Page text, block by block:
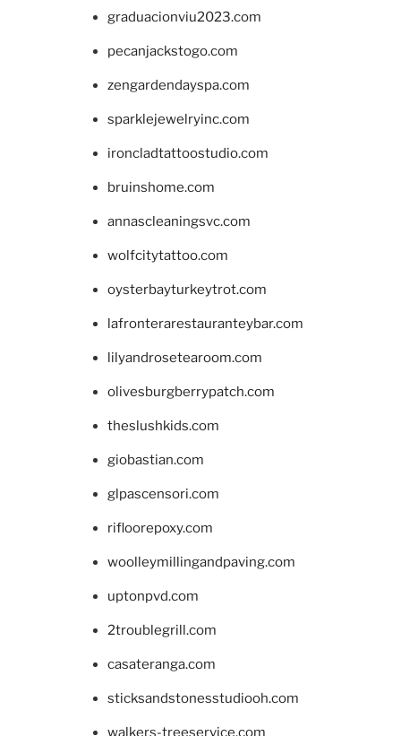
graduacionviu2023.com
pecanjackstogo.com
zengardendayspa.com
sparklejewelryinc.com
ironcladtattoostudio.com
bruinshome.com
annascleaningsvc.com
wolfcitytattoo.com
oysterbayturkeytrot.com
lafronterarestauranteybar.com
lilyandrosetearoom.com
olivesburgberrypatch.com
theslushkids.com
giobastian.com
glpascensori.com
rifloorepoxy.com
woolleymillingandpaving.com
uptonpvd.com
2troublegrill.com
casateranga.com
sticksandstonesstudiooh.com
walkers-treeservice.com